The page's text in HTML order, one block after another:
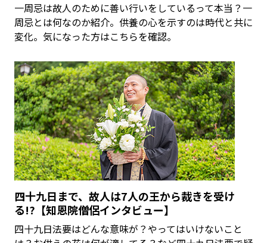
一周忌は故人のために善い行いをしているって本当？一
周忌とは何なのか紹介。供養の心を示すのは時代と共に
変化。気になった方はこちらを確認。
四十九日まで、故人は7人の王から裁きを受け
る!?【知恩院僧侶インタビュー】
四十九日法要はどんな意味が？やってはいけないこと